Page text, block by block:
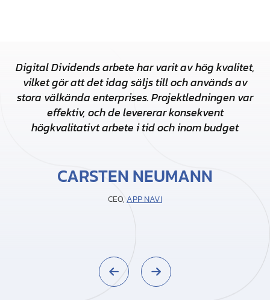
Digital Dividends arbete har varit av hög kvalitet,
vilket gör att det idag säljs till och används av
stora välkända enterprises. Projektledningen var
effektiv, och de levererar konsekvent
högkvalitativt arbete i tid och inom budget
CARSTEN NEUMANN
CEO,APP NAVI